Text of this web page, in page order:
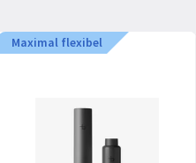
Maximal flexibel